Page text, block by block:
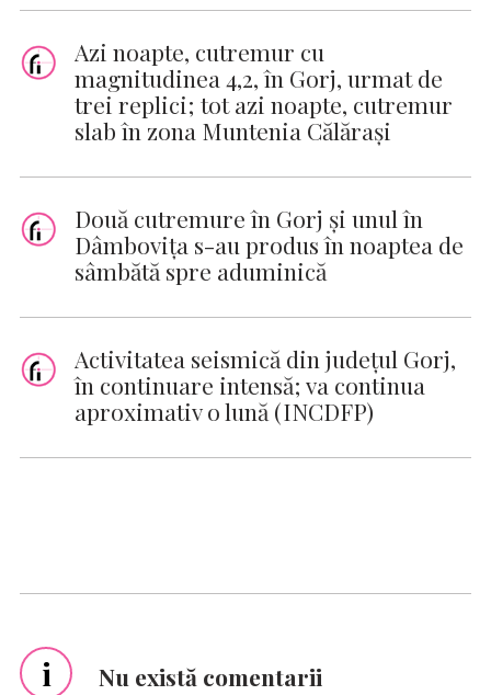
Azi noapte, cutremur cu
magnitudinea 4,2, în Gorj, urmat de
trei replici; tot azi noapte, cutremur
slab în zona Muntenia Călăraşi
Două cutremure în Gorj şi unul în
Dâmboviţa s-au produs în noaptea de
sâmbătă spre aduminică
Activitatea seismică din judeţul Gorj,
în continuare intensă; va continua
aproximativ o lună (INCDFP)
i Nu există comentarii